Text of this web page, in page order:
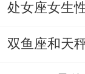
个冰山脸总
友」,于是发